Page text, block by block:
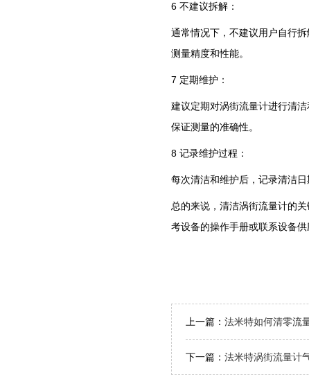
6 不建议拆解：
通常情况下，不建议用户自行
测量精度和性能。
7 定期维护：
建议定期对涡街流量计进行清
保证测量的准确性。
8 记录维护过程：
每次清洁和维护后，记录清洁
总的来说，清洁涡街流量计的
考设备的操作手册或联系设备供
上一篇： 法米特如何清零流
下一篇： 法米特涡街流量计